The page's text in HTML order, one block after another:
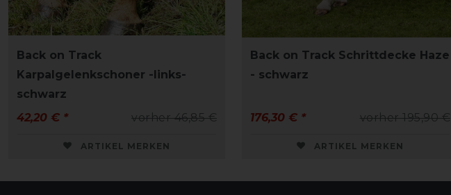
Back on Track
Karpalgelenkschoner -links-
schwarz
vorher 46,85 €
42,20 € *
ARTIKEL MERKEN
Back on Track Schrittdecke Haze
- schwarz
vorher 195,90 €
176,30 € *
ARTIKEL MERKEN